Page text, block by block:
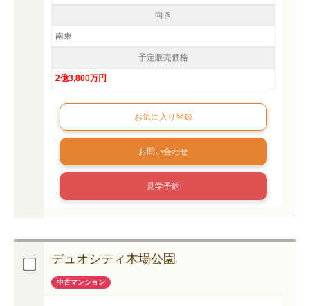
向き
南東
予定販売価格
2億3,800万円
お問い合わせ
見学予約
デュオシティ木場公園
中古マンション